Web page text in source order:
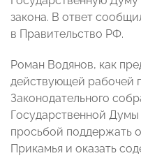
закона. В ответ
в Правительство РФ.
Роман Водянов, как
действующей рабочей
Законодательного
Государственной
просьбой поддержать
Прикамья и оказать